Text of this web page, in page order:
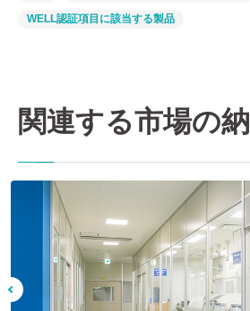
WELL認証項目に該当する製品
関連する市場の